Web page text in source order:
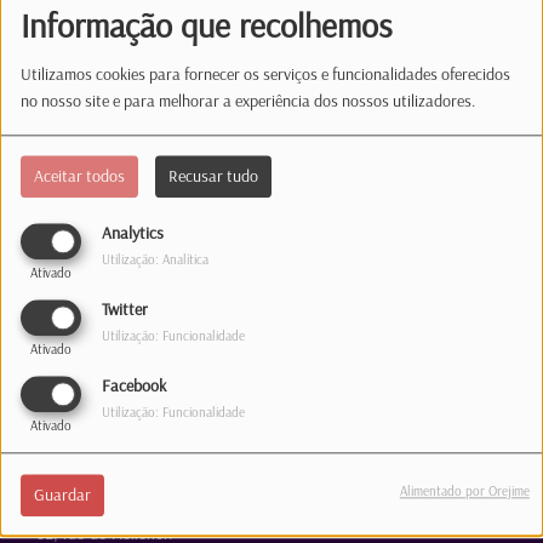
Informação que recolhemos
Utilizamos cookies para fornecer os serviços e funcionalidades oferecidos
no nosso site e para melhorar a experiência dos nossos utilizadores.
Aceitar todos Recusar tudo
Analytics
Ativado
Utilização: Analítica
Twitter
Ativado
Utilização: Funcionalidade
Facebook
Ativado
Utilização: Funcionalidade
Guardar Alimentado por Orejime
(É obrigatório indicar a palavra-passe.)
Iniciar sessão
Esqueceste-te da palavra-passe?
Estúdio
35, rue de Hollerich
L-1741 Luxembourg
Telefone: 1363
Correio
31, rue de Hollerich